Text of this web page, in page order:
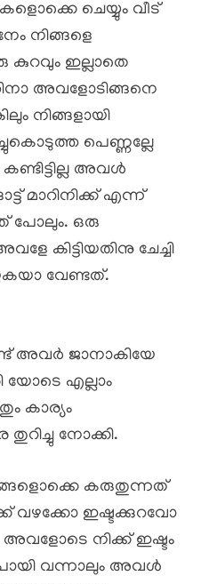
ചെയ്യും വീട്
നിങ്ങളെ
കുറവും ഇല്ലാതെ
അവളോടിങ്ങനെ
നിങ്ങളായി
പെണ്ണല്ലേ
അവൾ
മാറിനിക്ക് എന്ന്
പോലും. ഒരു
കിട്ടിയതിനു ചേച്ചി
വേണ്ടത്.
അവർ ജാനാകിയേ
യോടെ എല്ലാം
കാര്യം
നോക്കി.
കരുതുന്നത്
വഴക്കോ ഇഷ്ടക്കുറവോ
നിക്ക് ഇഷ്ടം
വന്നാലും അവൾ